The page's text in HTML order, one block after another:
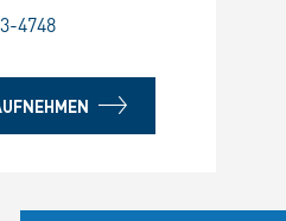
4748